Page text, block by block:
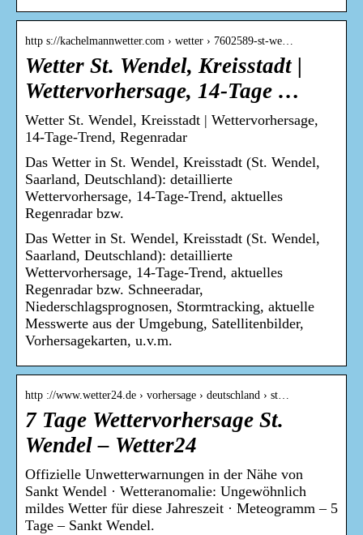
http s://kachelmannwetter.com › wetter › 7602589-st-we…
Wetter St. Wendel, Kreisstadt |
Wettervorhersage, 14-Tage …
Wetter St. Wendel, Kreisstadt | Wettervorhersage,
14-Tage-Trend, Regenradar
Das Wetter in St. Wendel, Kreisstadt (St. Wendel,
Saarland, Deutschland): detaillierte
Wettervorhersage, 14-Tage-Trend, aktuelles
Regenradar bzw.
Das Wetter in St. Wendel, Kreisstadt (St. Wendel,
Saarland, Deutschland): detaillierte
Wettervorhersage, 14-Tage-Trend, aktuelles
Regenradar bzw. Schneeradar,
Niederschlagsprognosen, Stormtracking, aktuelle
Messwerte aus der Umgebung, Satellitenbilder,
Vorhersagekarten, u.v.m.
http ://www.wetter24.de › vorhersage › deutschland › st…
7 Tage Wettervorhersage St.
Wendel – Wetter24
Offizielle Unwetterwarnungen in der Nähe von
Sankt Wendel · Wetteranomalie: Ungewöhnlich
mildes Wetter für diese Jahreszeit · Meteogramm – 5
Tage – Sankt Wendel.